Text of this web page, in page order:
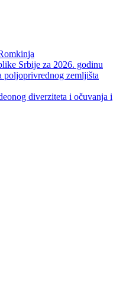
Srbije za 2026. godinu
zemljišta
diverziteta i očuvanja i